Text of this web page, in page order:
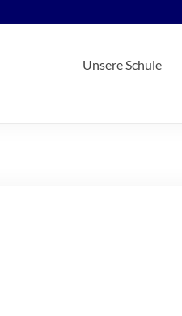
Unsere Schule